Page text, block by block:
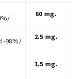
60 mg.
-98%/
2.5 mg.
1.5 mg.